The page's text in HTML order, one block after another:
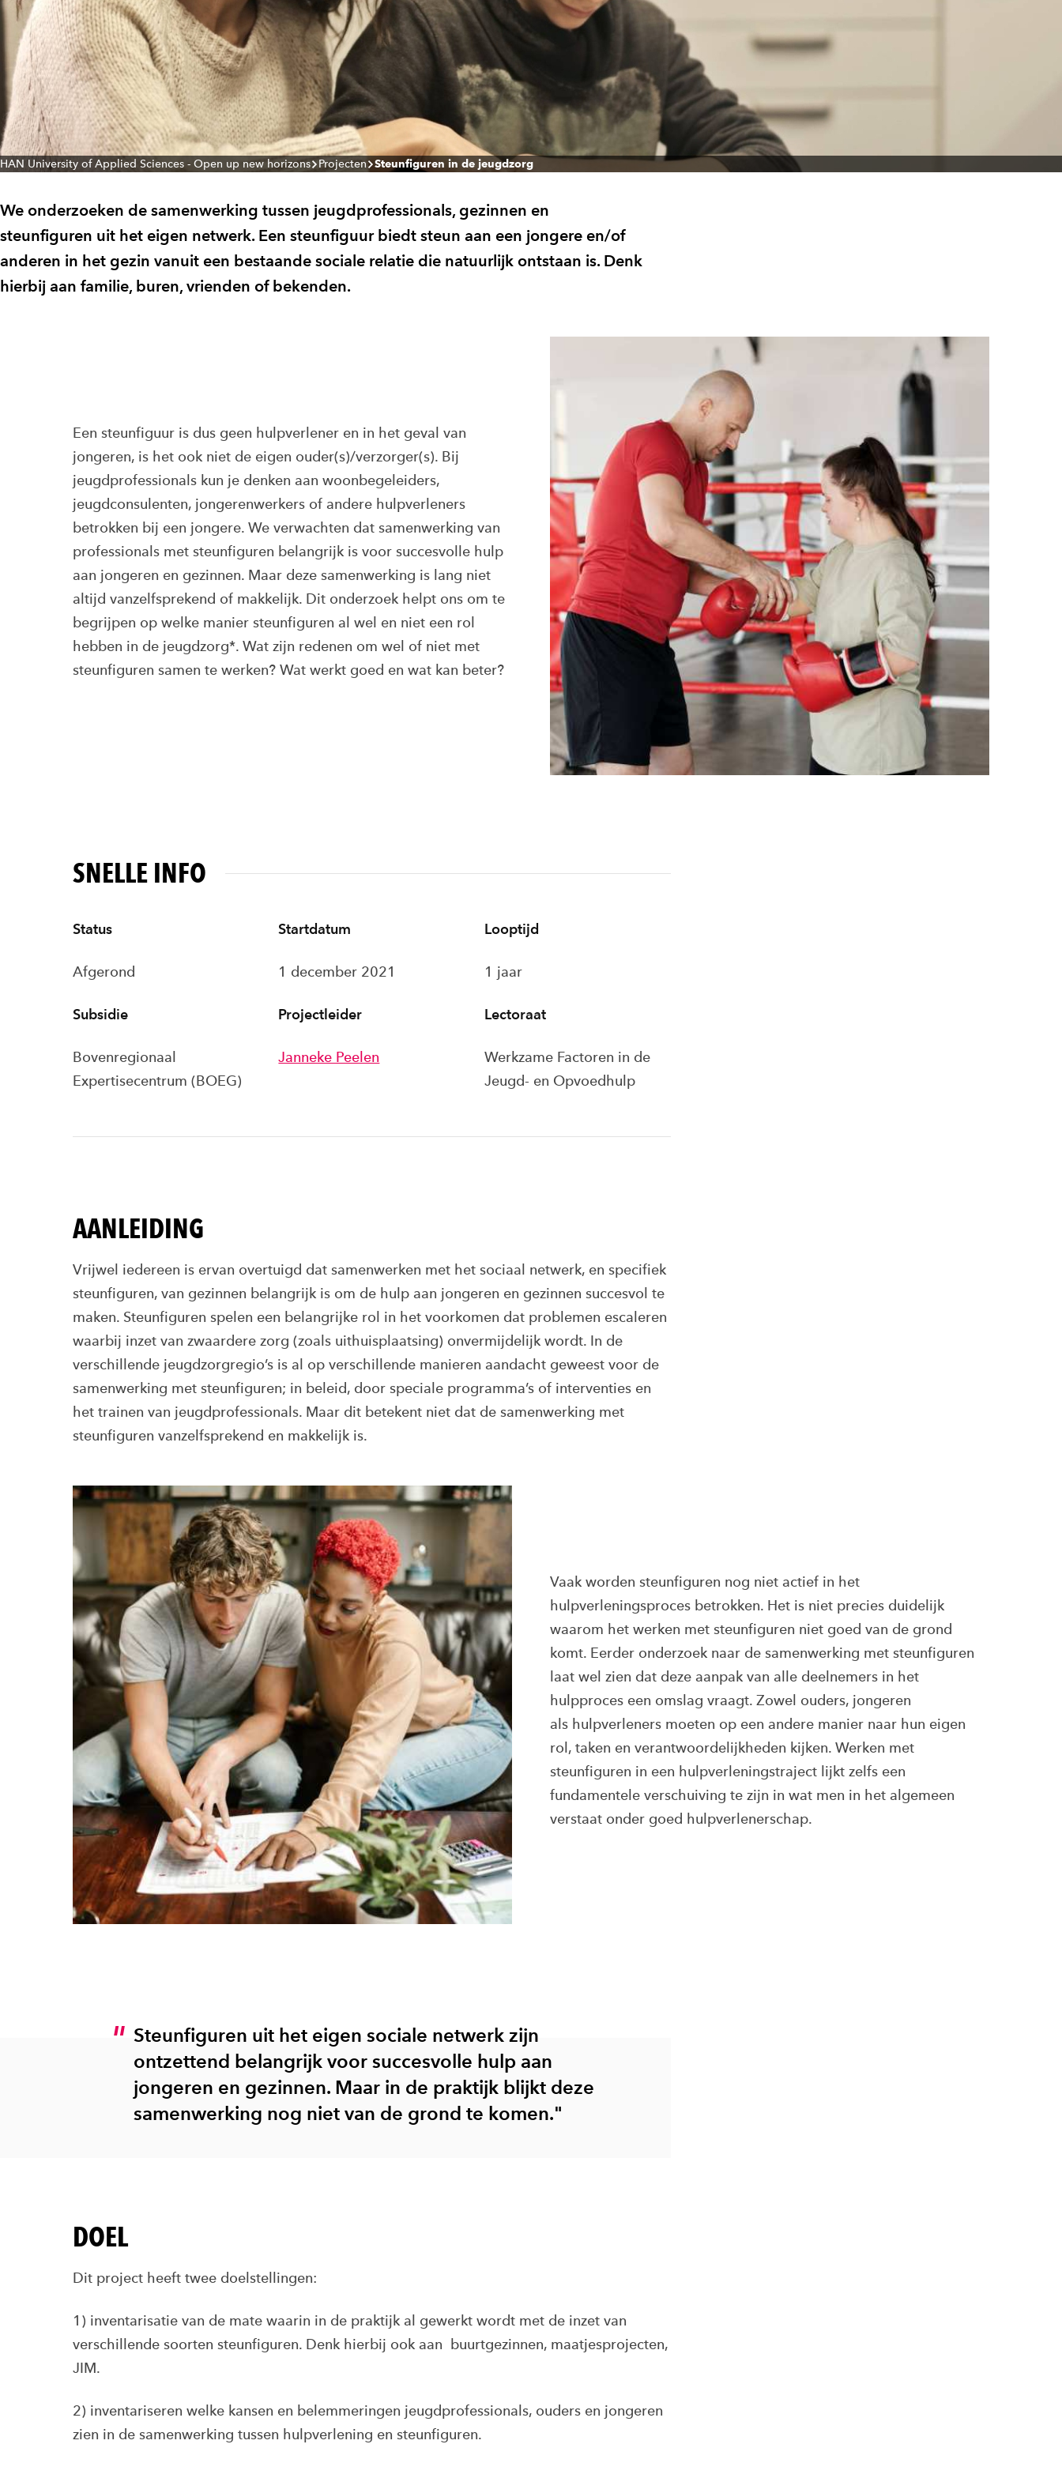
HAN University of Applied Sciences - Open up new horizons Projecten Steunfiguren in de jeugdzorg
We onderzoeken de samenwerking tussen jeugdprofessionals, gezinnen en
steunfiguren uit het eigen netwerk. Een steunfiguur biedt steun aan een jongere en/of
anderen in het gezin vanuit een bestaande sociale relatie die natuurlijk ontstaan is. Denk
hierbij aan familie, buren, vrienden of bekenden.
Een steunfiguur is dus geen hulpverlener en in het geval van
jongeren, is het ook niet de eigen ouder(s)/verzorger(s). Bij
jeugdprofessionals kun je denken aan woonbegeleiders,
jeugdconsulenten, jongerenwerkers of andere hulpverleners
betrokken bij een jongere. We verwachten dat samenwerking van
professionals met steunfiguren belangrijk is voor succesvolle hulp
aan jongeren en gezinnen. Maar deze samenwerking is lang niet
altijd vanzelfsprekend of makkelijk. Dit onderzoek helpt ons om te
begrijpen op welke manier steunfiguren al wel en niet een rol
hebben in de jeugdzorg*. Wat zijn redenen om wel of niet met
steunfiguren samen te werken? Wat werkt goed en wat kan beter?
SNELLE INFO
Status
Afgerond
Startdatum
1 december 2021
Looptijd
1 jaar
Subsidie
Bovenregionaal
Expertisecentrum (BOEG)
Projectleider
Janneke Peelen
Lectoraat
Werkzame Factoren in de
Jeugd- en Opvoedhulp
AANLEIDING
Vrijwel iedereen is ervan overtuigd dat samenwerken met het sociaal netwerk, en specifiek
steunfiguren, van gezinnen belangrijk is om de hulp aan jongeren en gezinnen succesvol te
maken. Steunfiguren spelen een belangrijke rol in het voorkomen dat problemen escaleren
waarbij inzet van zwaardere zorg (zoals uithuisplaatsing) onvermijdelijk wordt. In de
verschillende jeugdzorgregio’s is al op verschillende manieren aandacht geweest voor de
samenwerking met steunfiguren; in beleid, door speciale programma’s of interventies en
het trainen van jeugdprofessionals. Maar dit betekent niet dat de samenwerking met
steunfiguren vanzelfsprekend en makkelijk is.
Vaak worden steunfiguren nog niet actief in het
hulpverleningsproces betrokken. Het is niet precies duidelijk
waarom het werken met steunfiguren niet goed van de grond
komt. Eerder onderzoek naar de samenwerking met steunfiguren
laat wel zien dat deze aanpak van alle deelnemers in het
hulpproces een omslag vraagt. Zowel ouders, jongeren
als hulpverleners moeten op een andere manier naar hun eigen
rol, taken en verantwoordelijkheden kijken. Werken met
steunfiguren in een hulpverleningstraject lijkt zelfs een
fundamentele verschuiving te zijn in wat men in het algemeen
verstaat onder goed hulpverlenerschap.
Steunfiguren uit het eigen sociale netwerk zijn
ontzettend belangrijk voor succesvolle hulp aan
jongeren en gezinnen. Maar in de praktijk blijkt deze
samenwerking nog niet van de grond te komen."
DOEL
Dit project heeft twee doelstellingen:
1) inventarisatie van de mate waarin in de praktijk al gewerkt wordt met de inzet van
verschillende soorten steunfiguren. Denk hierbij ook aan buurtgezinnen, maatjesprojecten,
JIM.
2) inventariseren welke kansen en belemmeringen jeugdprofessionals, ouders en jongeren
zien in de samenwerking tussen hulpverlening en steunfiguren.